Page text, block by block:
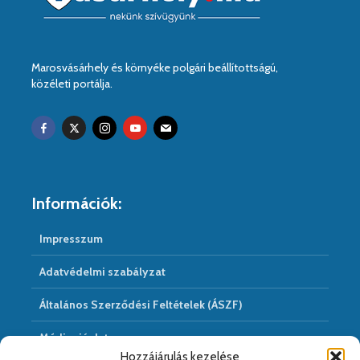
Hozzájárulás kezelése
Marosvásárhely és környéke polgári beállítottságú,
közéleti portálja.
Információk:
Impresszum
Adatvédelmi szabályzat
Általános Szerződési Feltételek (ÁSZF)
Médiaajánlat